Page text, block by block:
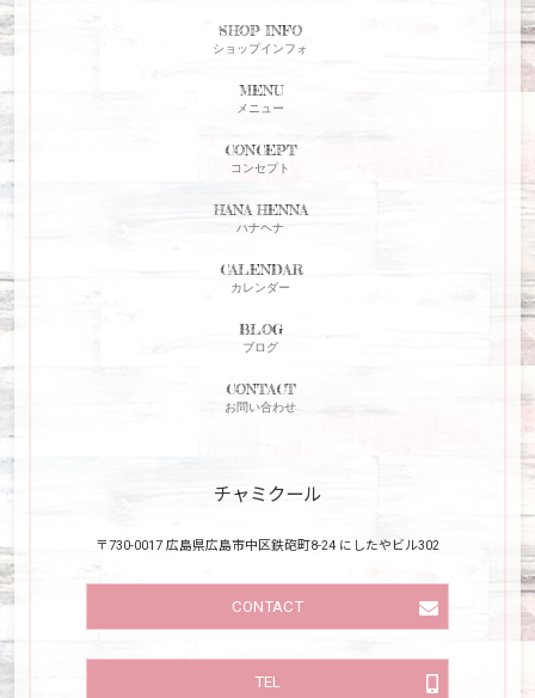
SHOP INFO
ショップインフォ
MENU
メニュー
CONCEPT
コンセプト
HANA HENNA
ハナヘナ
CALENDAR
カレンダー
BLOG
ブログ
CONTACT
お問い合わせ
チャミクール
〒730-0017 広島県広島市中区鉄砲町8-24 にしたやビル302
CONTACT
TEL